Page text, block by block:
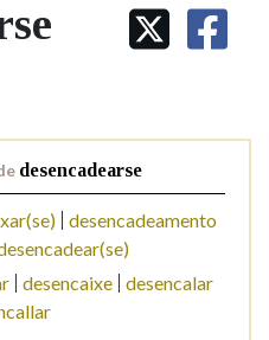
CORPORATIVA
DEL ADALID
HOMENAXEADAS
DAS LETRAS
DAS PALABRAS
desencadearse
desencadeamento
desencaixe desencalar